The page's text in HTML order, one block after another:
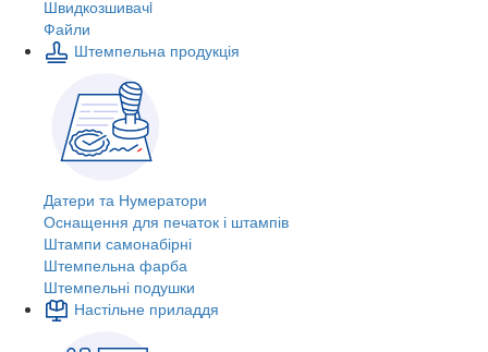
Швидкозшивачi
Файли
Штемпельна продукція
Датери та Нумератори
Оснащення для печаток і штампів
Штампи самонабірні
Штемпельна фарба
Штемпельні подушки
Настільне приладдя